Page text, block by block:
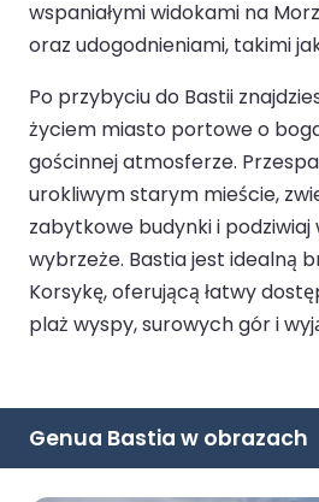
wspaniałymi widokami na
oraz udogodnieniami, takimi
Po przybyciu do Bastii
życiem miasto portowe o
gościnnej atmosferze.
urokliwym starym mieście,
zabytkowe budynki i podziwiaj
wybrzeże. Bastia jest idealną
Korsykę, oferującą łatwy
plaż wyspy, surowych gór i
Genua Bastia w obrazach